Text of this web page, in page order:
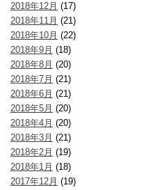
2018年12月 (17)
2018年11月 (21)
2018年10月 (22)
2018年9月 (18)
2018年8月 (20)
2018年7月 (21)
2018年6月 (21)
2018年5月 (20)
2018年4月 (20)
2018年3月 (21)
2018年2月 (19)
2018年1月 (18)
2017年12月 (19)